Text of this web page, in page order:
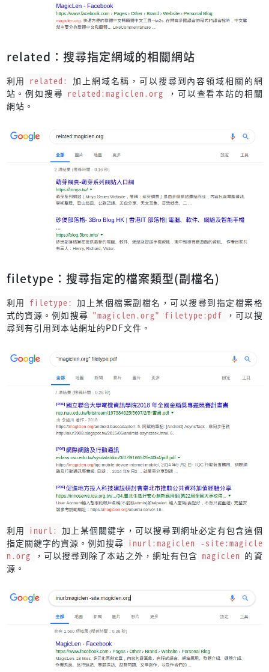
related：搜尋指定網域的相關網站
利用 related: 加上網域名稱，可以搜尋到內容領域相關的網
站。例如搜尋 related:magiclen.org
，可以查看本站的相關
網站。
filetype：搜尋指定的檔案類型(副檔名)
利用 filetype: 加上某個檔案副檔名，可以搜尋到指定檔案格
式的資源。例如搜尋 "magiclen.org" filetype:pdf
，可以搜
尋到有引用到本站網址的PDF文件。
利用 inurl: 加上某個關鍵字，可以搜尋到網址必定有包含這個
指定關鍵字的資源。例如搜尋 inurl:magiclen -site:magicle
n.org
，可以搜尋到除了本站之外，網址有包含 magiclen 的資
源。